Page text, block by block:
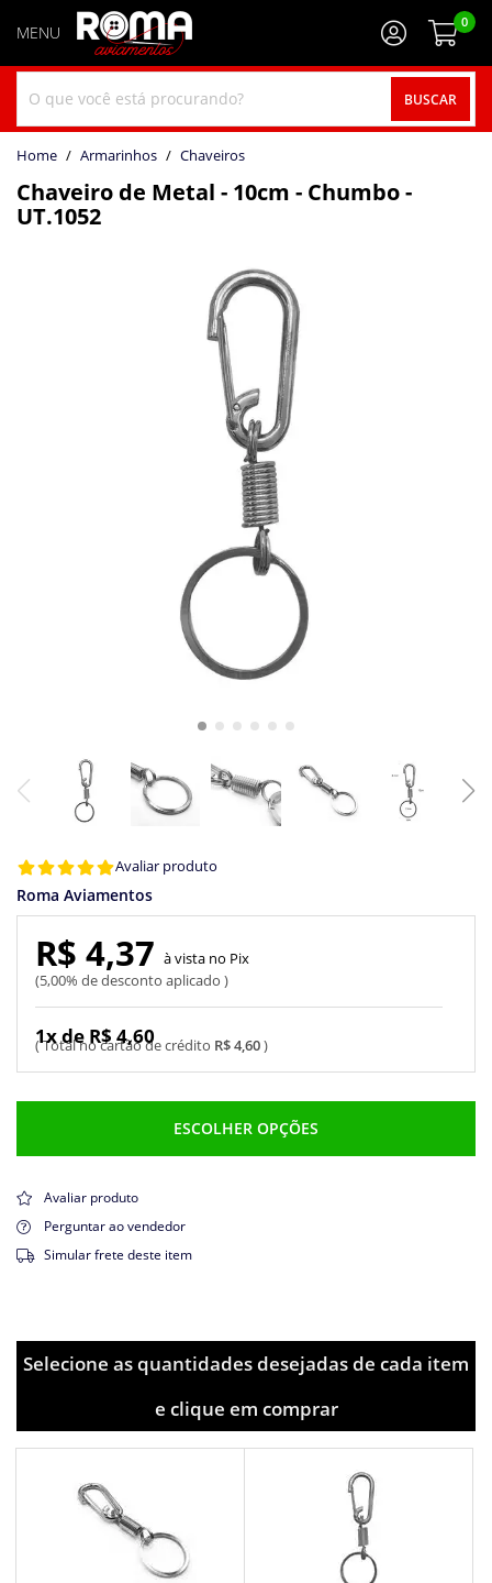
BUSCAR
0
home Armarinhos chaveiros
Chaveiro de Metal - 10cm - Chumbo -
UT.1052
Avaliar produto
Roma Aviamentos
R$ 4,60
1x de R$ 4,60
R$ 4,37
5,00% de desconto aplicado
Pix
ESCOLHER OPÇÕES
Avaliar produto
Perguntar ao vendedor
Simular frete deste item
Selecione as quantidades desejadas de cada item
e clique em comprar